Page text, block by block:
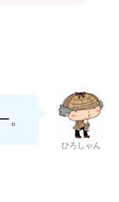
ひろしゃん
。